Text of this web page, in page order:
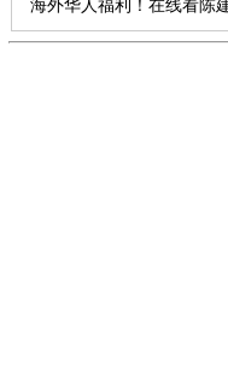
海外华人福利！在线看陈